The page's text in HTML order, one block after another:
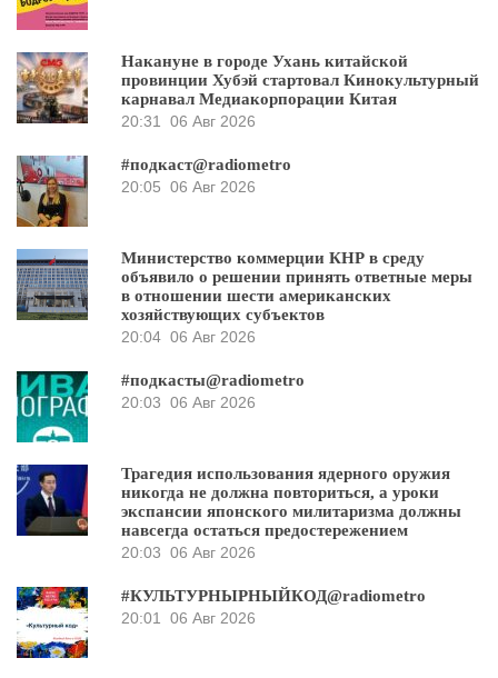
Накануне в городе Ухань китайской
провинции Хубэй стартовал Кинокультурный
карнавал Медиакорпорации Китая
20:31
06 Авг 2026
#подкаст@radiometro
20:05 06 Авг 2026
Министерство коммерции КНР в среду
объявило о решении принять ответные меры
в отношении шести американских
хозяйствующих субъектов
20:04 06 Авг 2026
#подкасты@radiometro
20:03 06 Авг 2026
Трагедия использования ядерного оружия
никогда не должна повториться, а уроки
экспансии японского милитаризма должны
навсегда остаться предостережением
20:03 06 Авг 2026
#КУЛЬТУРНЫРНЫЙКОД@radiometro
20:01
06 Авг 2026